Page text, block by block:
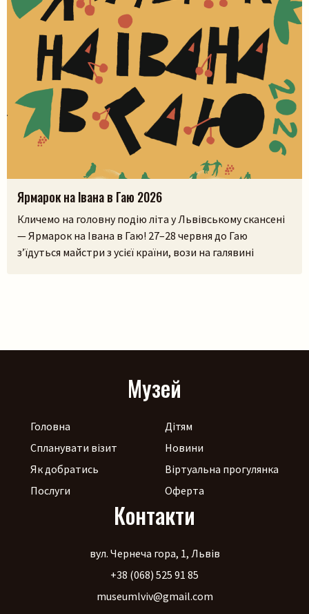
Ярмарок на Івана в Гаю 2026
Кличемо на головну подію літа у Львівському скансені
— Ярмарок на Івана в Гаю! 27–28 червня до Гаю
з’їдуться майстри з усієї країни, вози на галявині
Музей
Головна
Спланувати візит
Як добратись
Послуги
Дітям
Новини
Віртуальна прогулянка
Оферта
Контакти
вул. Чернеча гора, 1, Львів
+38 (068) 525 91 85
museumlviv@gmail.com